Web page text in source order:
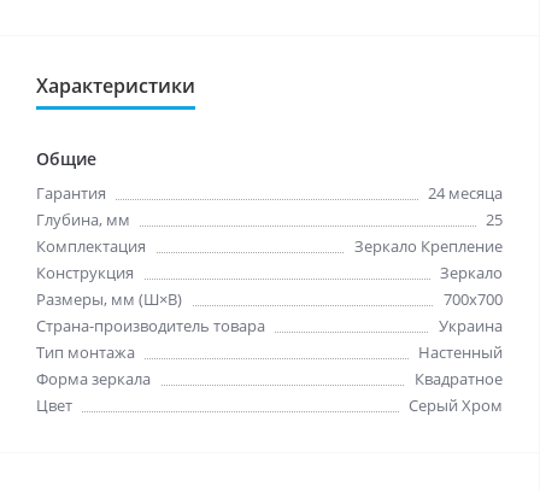
Характеристики
Общие
Гарантия
24 месяца
Глубина, мм
25
Комплектация
Зеркало Крепление
Конструкция
Зеркало
Размеры, мм (Ш×В)
700x700
Страна-производитель товара
Украина
Тип монтажа
Настенный
Форма зеркала
Квадратное
Цвет
Серый Хром